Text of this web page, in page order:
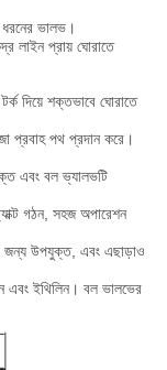
ভালভ।
লাইন প্রায় ঘোরাতে
দিয়ে শক্তভাবে ঘোরাতে
প্রবাহ পথ প্রদান করে।
এবং বল ভ্যালভটি
গঠন, সহজ অপারেশন
জন্য উপযুক্ত, এবং এছাড়াও
এবং ইথিলিন। বল ভালভের